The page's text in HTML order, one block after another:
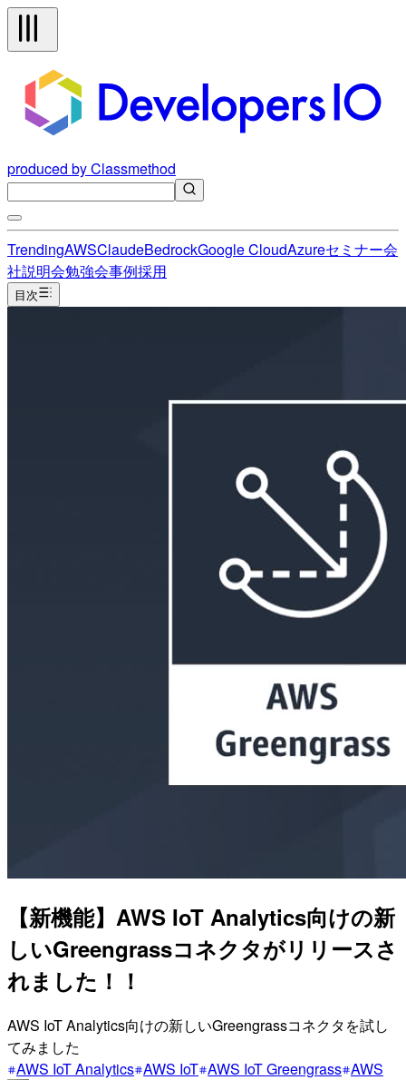
produced by Classmethod
TrendingAWSClaudeBedrockGoogle CloudAzureセミナー会
社説明会勉強会事例採用
目次
【新機能】AWS IoT Analytics向けの新
しいGreengrassコネクタがリリースさ
れました！！
AWS IoT Analytics向けの新しいGreengrassコネクタを試し
てみました
AWS IoT Analytics AWS IoT AWS IoT Greengrass AWS